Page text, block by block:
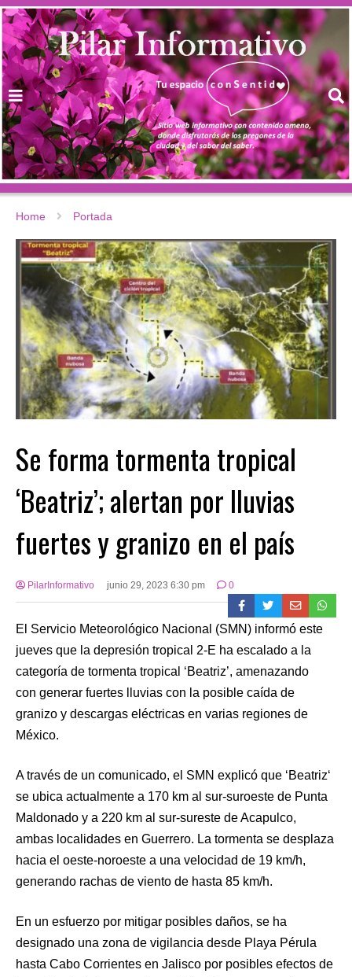
Home Portada
Se forma tormenta tropical
‘Beatriz’; alertan por lluvias
fuertes y granizo en el país
PilarInformativo junio 29, 2023 6:30 pm 0
El Servicio Meteorológico Nacional (SMN) informó este
jueves que la depresión tropical 2-E ha escalado a la
categoría de tormenta tropical ‘Beatriz’, amenazando
con generar fuertes lluvias con la posible caída de
granizo y descargas eléctricas en varias regiones de
México.
A través de un comunicado, el SMN explicó que ‘Beatriz‘
se ubica actualmente a 170 km al sur-suroeste de Punta
Maldonado y a 220 km al sur-sureste de Acapulco,
ambas localidades en Guerrero. La tormenta se desplaza
hacia el oeste-noroeste a una velocidad de 19 km/h,
generando rachas de viento de hasta 85 km/h.
En un esfuerzo por mitigar posibles daños, se ha
designado una zona de vigilancia desde Playa Pérula
hasta Cabo Corrientes en Jalisco por posibles efectos de